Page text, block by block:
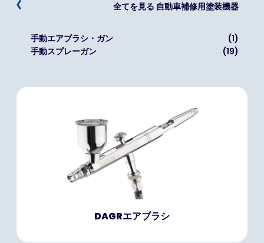
全てを見る 自動車補修用塗装機器
手動エアブラシ・ガン
(1)
手動スプレーガン
(19)
DAGRエアブラシ